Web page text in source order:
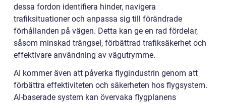
dessa fordon identifiera hinder, navigera
trafiksituationer och anpassa sig till förändrade
förhållanden på vägen. Detta kan ge en rad fördelar,
såsom minskad trängsel, förbättrad trafiksäkerhet och
effektivare användning av vägutrymme.
AI kommer även att påverka flygindustrin genom att
förbättra effektiviteten och säkerheten hos flygsystem.
AI-baserade system kan övervaka flygplanens